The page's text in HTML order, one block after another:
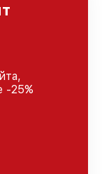
-25%